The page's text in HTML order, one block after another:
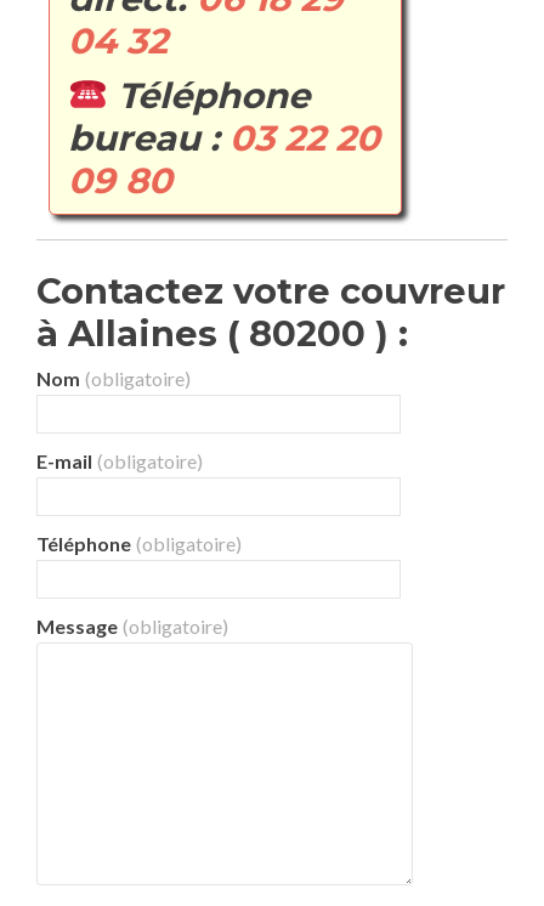
04 32
Téléphone
bureau : 03 22 20
09 80
Contactez votre couvreur
à Allaines ( 80200 ) :
Nom (obligatoire)
E-mail (obligatoire)
Téléphone (obligatoire)
Message (obligatoire)